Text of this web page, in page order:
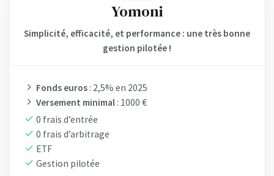
Yomoni
Simplicité, efficacité, et performance : une très bonne
gestion pilotée !
Fonds euros : 2,5% en 2025
Versement minimal : 1000 €
0 frais d’entrée
0 frais d’arbitrage
ETF
Gestion pilotée